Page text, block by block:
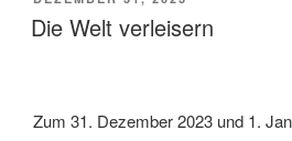
AM
Die Welt verleisern
Zum 31. Dezember 2023 und 1.